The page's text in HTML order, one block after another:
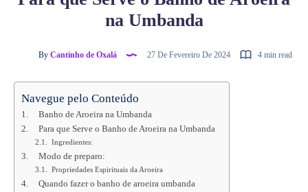
na Umbanda
By Cantinho de Oxalá 27 De Fevereiro De 2024 4 min read
Navegue pelo Conteúdo
Banho de Aroeira na Umbanda
Para que Serve o Banho de Aroeira na Umbanda
Ingredientes:
Modo de preparo:
Propriedades Espirituais da Aroeira
Quando fazer o banho de aroeira umbanda